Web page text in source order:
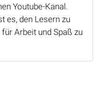
Youtube-Kanal.
es, den Lesern zu
Arbeit und Spaß zu